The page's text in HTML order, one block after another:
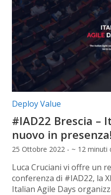
Categorie articolo:
Deploy Value
#IAD22 Brescia –
nuovo in presenza!
25 Ottobre 2022 - ~ 12 minuti
Luca Cruciani vi offre un
conferenza di #IAD22, la
Italian Agile Days